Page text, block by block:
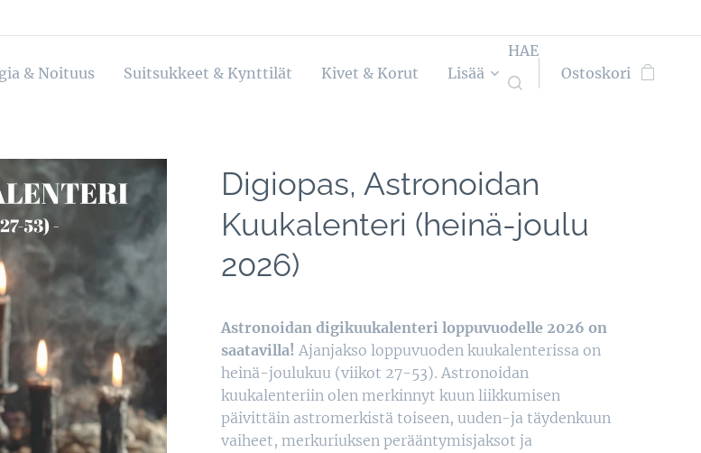
& Noituus Suitsukkeet & Kynttilät Kivet & Korut Lisää
HAE
Ostoskori
Digiopas, Astronoidan
Kuukalenteri (heinä-joulu
2026)
Astronoidan digikuukalenteri loppuvuodelle 2026 on
saatavilla! Ajanjakso loppuvuoden kuukalenterissa on
heinä-joulukuu (viikot 27-53). Astronoidan
kuukalenteriin olen merkinnyt kuun liikkumisen
päivittäin astromerkistä toiseen, uuden-ja täydenkuun
vaiheet, merkuriuksen perääntymisjaksot ja